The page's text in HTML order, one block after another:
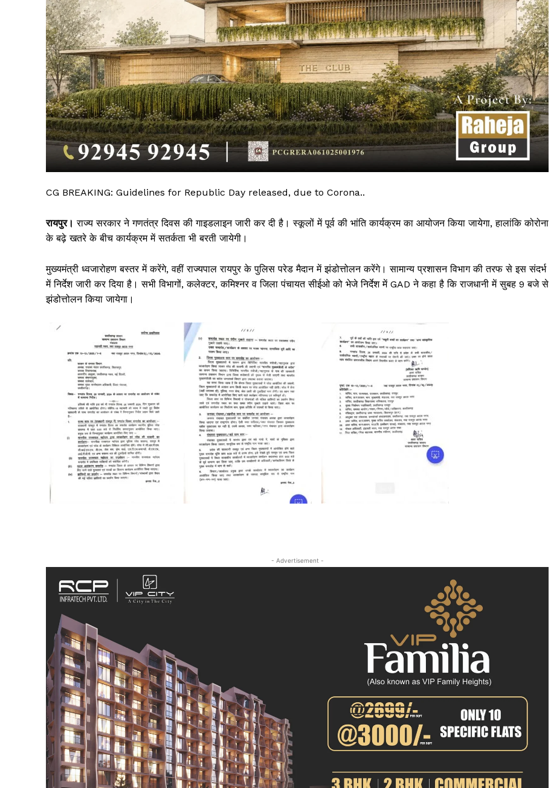
Khabarchalisa News
Trending Now
देश दुनिया
शहर एवं राज्य
CG BREAKING: Guidelines for Republic Day released, due to Corona..
रायपुर। राज्य सरकार ने गणतंत्र दिवस की गाइडलाइन जारी कर दी है। स्कूलों में पूर्व की भांति कार्यक्रम का आयोजन किया जायेगा, हालांकि कोरोना
के बढ़े खतरे के बीच कार्यक्रम में सतर्कता भी बरती जायेगी।
मुख्यमंत्री ध्वजारोहण बस्तर में करेंगे, वहीं राज्यपाल रायपुर के पुलिस परेड मैदान में झंडोत्तोलन करेंगे। सामान्य प्रशासन विभाग की तरफ से इस संदर्भ
में निर्देश जारी कर दिया है। सभी विभागों, कलेक्टर, कमिश्नर व जिला पंचायत सीईओ को भेजे निर्देश में GAD ने कहा है कि राजधानी में सुबह 9 बजे से
झंडोत्तोलन किया जायेगा।
- Advertisement -